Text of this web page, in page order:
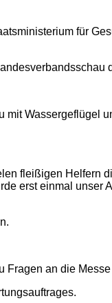
für
Wassergeflügel
fleißigen Helfern
erst einmal unser
Fragen an die